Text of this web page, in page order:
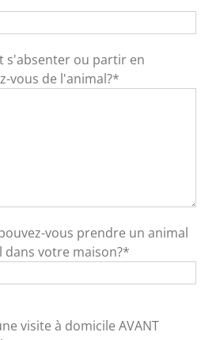
s'absenter ou partir en
vous de l'animal?*
vous prendre un animal
dans votre maison?*
visite à domicile AVANT